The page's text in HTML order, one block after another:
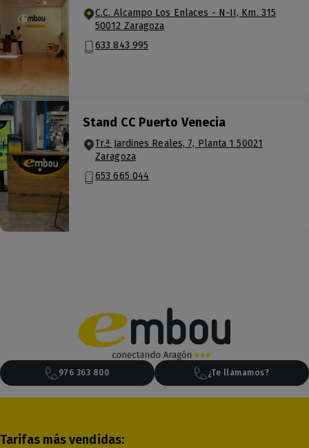
C.C. Alcampo Los Enlaces - N-II, Km. 315
50012 Zaragoza
633 843 995
Stand CC Puerto Venecia
Tr.ª Jardines Reales, 7, Planta 1 50021
Zaragoza
653 665 044
976 363 800 ¿Te llamamos?
Tarifas más vendidas: